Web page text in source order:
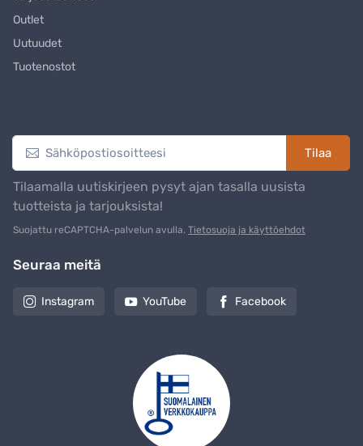
Outlet
Uutuudet
Tuotenostot
Tilaa
Tilaamalla uutiskirjeen pysyt ajan tasalla uusista
tuotteista ja tarjouksista!
Suojattu reCAPTCHA-palvelun avulla. Tietosuoja ja käyttöehdot
Seuraa meitä
Instagram YouTube Facebook